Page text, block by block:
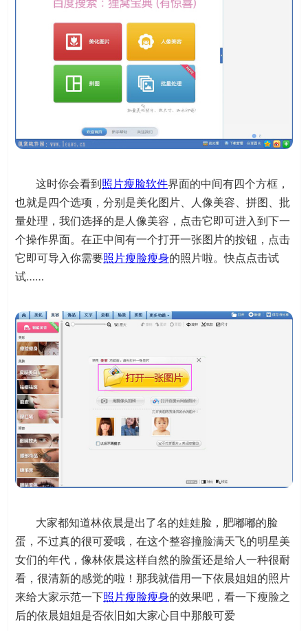
这时你会看到照片瘦脸软件界面的中间有四个方框，
也就是四个选项，分别是美化图片、人像美容、拼图、批
量处理，我们选择的是人像美容，点击它即可进入到下一
个操作界面。在正中间有一个打开一张图片的按钮，点击
它即可导入你需要照片瘦脸瘦身的照片啦。快点点击试
试……
大家都知道林依晨是出了名的娃娃脸，肥嘟嘟的脸
蛋，不过真的很可爱哦，在这个整容撞脸满天飞的明星美
女们的年代，像林依晨这样自然的脸蛋还是给人一种很耐
看，很清新的感觉的啦！那我就借用一下依晨姐姐的照片
来给大家示范一下照片瘦脸瘦身的效果吧，看一下瘦脸之
后的依晨姐姐是否依旧如大家心目中那般可爱